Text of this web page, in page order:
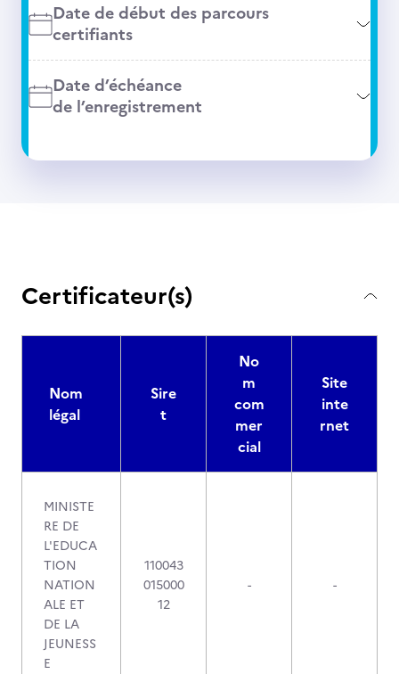
Date de début des parcours
certifiants
Date d’échéance
de l’enregistrement
Certificateur(s)
Nom
légal
Sire
t
No
m
com
mer
cial
Site
inte
rnet
MINISTE
RE DE
L'EDUCA
TION
NATION
ALE ET
DE LA
JEUNESS
E
110043
015000
12
- -